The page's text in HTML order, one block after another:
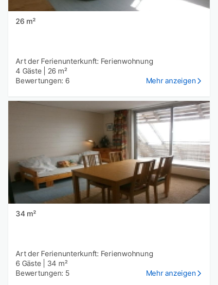
26 m²
Art der Ferienunterkunft: Ferienwohnung
4 Gäste
26 m²
Bewertungen: 6
Mehr anzeigen
34 m²
Art der Ferienunterkunft: Ferienwohnung
6 Gäste
34 m²
Bewertungen: 5
Mehr anzeigen